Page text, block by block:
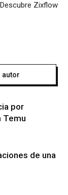
Zixflow
autor
por
Temu
de una